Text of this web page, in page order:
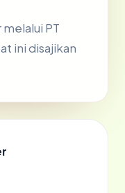
PT
ini disajikan